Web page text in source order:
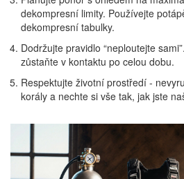
dekompresní limity. Používejte
dekompresní tabulky.
Dodržujte pravidlo “neploutejte
zůstaňte v kontaktu po celou dobu.
Respektujte životní prostředí -
korály a nechte si vše tak, jak jste